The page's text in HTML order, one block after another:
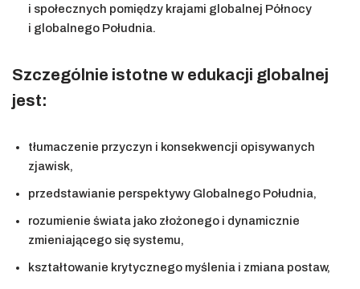
i społecznych pomiędzy krajami globalnej Północy
i globalnego Południa.
Szczególnie istotne w edukacji globalnej
jest:
tłumaczenie przyczyn i konsekwencji opisywanych
zjawisk,
przedstawianie perspektywy Globalnego Południa,
rozumienie świata jako złożonego i dynamicznie
zmieniającego się systemu,
kształtowanie krytycznego myślenia i zmiana postaw,